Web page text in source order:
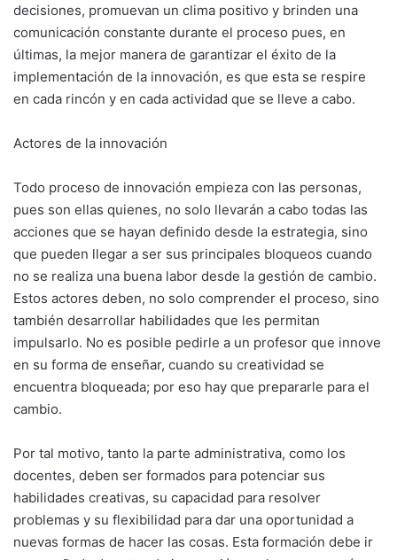
decisiones, promuevan un clima positivo y brinden una
comunicación constante durante el proceso pues, en
últimas, la mejor manera de garantizar el éxito de la
implementación de la innovación, es que esta se respire
en cada rincón y en cada actividad que se lleve a cabo.
Actores de la innovación
Todo proceso de innovación empieza con las personas,
pues son ellas quienes, no solo llevarán a cabo todas las
acciones que se hayan definido desde la estrategia, sino
que pueden llegar a ser sus principales bloqueos cuando
no se realiza una buena labor desde la gestión de cambio.
Estos actores deben, no solo comprender el proceso, sino
también desarrollar habilidades que les permitan
impulsarlo. No es posible pedirle a un profesor que innove
en su forma de enseñar, cuando su creatividad se
encuentra bloqueada; por eso hay que prepararle para el
cambio.
Por tal motivo, tanto la parte administrativa, como los
docentes, deben ser formados para potenciar sus
habilidades creativas, su capacidad para resolver
problemas y su flexibilidad para dar una oportunidad a
nuevas formas de hacer las cosas. Esta formación debe ir